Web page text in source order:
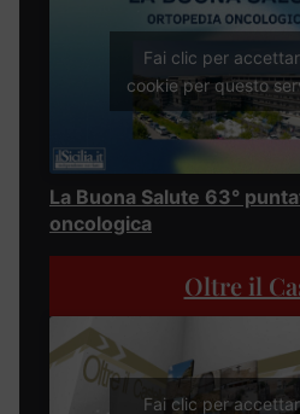
Fai clic per
cookie per questo
La Buona Salute 63°
oncologica
Oltre il
Fai clic per